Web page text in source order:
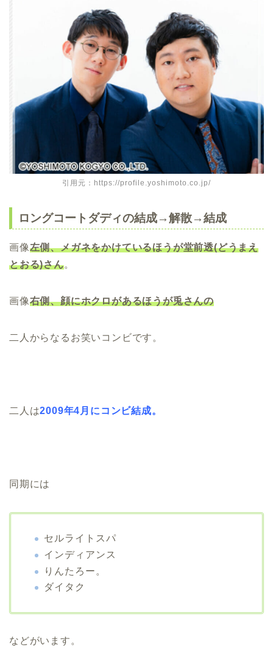
引用元：https://profile.yoshimoto.co.jp/
ロングコートダディの結成→解散→結成
画像左側、メガネをかけているほうが堂前透(どうまえ
とおる)さん。
画像右側、顔にホクロがあるほうが兎さんの
二人からなるお笑いコンビです。
二人は2009年4月にコンビ結成。
同期には
セルライトスパ
インディアンス
りんたろー。
ダイタク
などがいます。